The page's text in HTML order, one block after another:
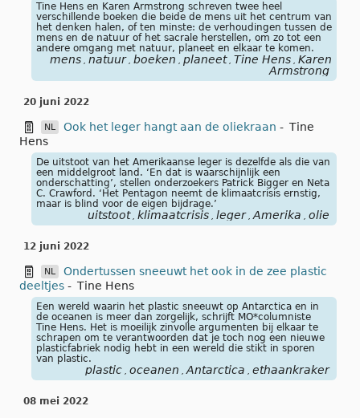
Tine Hens en Karen Armstrong schreven twee heel
verschillende boeken die beide de mens uit het centrum van
het denken halen, of ten minste: de verhoudingen tussen de
mens en de natuur of het sacrale herstellen, om zo tot een
andere omgang met natuur, planeet en elkaar te komen.
mens natuur boeken planeet Tine Hens Karen
Armstrong
20 juni 2022
NL Ook het leger hangt aan de oliekraan - Tine
Hens
De uitstoot van het Amerikaanse leger is dezelfde als die van
een middelgroot land. ‘En dat is waarschijnlijk een
onderschatting’, stellen onderzoekers Patrick Bigger en Neta
C. Crawford. ‘Het Pentagon neemt de klimaatcrisis ernstig,
maar is blind voor de eigen bijdrage.’
uitstoot klimaatcrisis leger Amerika olie
12 juni 2022
NL
Ondertussen sneeuwt het ook in de zee plastic
deeltjes - Tine Hens
Een wereld waarin het plastic sneeuwt op Antarctica en in
de oceanen is meer dan zorgelijk, schrijft MO*columniste
Tine Hens. Het is moeilijk zinvolle argumenten bij elkaar te
schrapen om te verantwoorden dat je toch nog een nieuwe
plasticfabriek nodig hebt in een wereld die stikt in sporen
van plastic.
plastic oceanen Antarctica ethaankraker
08 mei 2022